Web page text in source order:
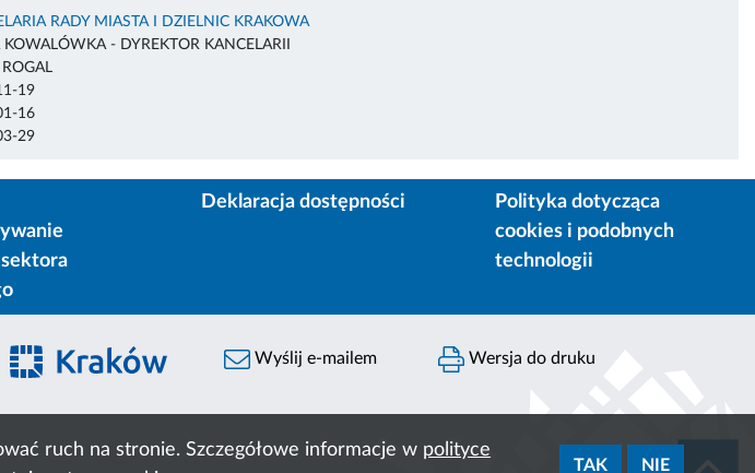
ruch na stronie. Szczegółowe informacje w polityce
TAK NIE
RADY MIASTA I DZIELNIC KRAKOWA
KOWALÓWKA - DYREKTOR KANCELARII
19
16
29
Deklaracja dostępności
Polityka dotycząca
cookies i podobnych
technologii
Wyślij e-mailem Wersja do druku